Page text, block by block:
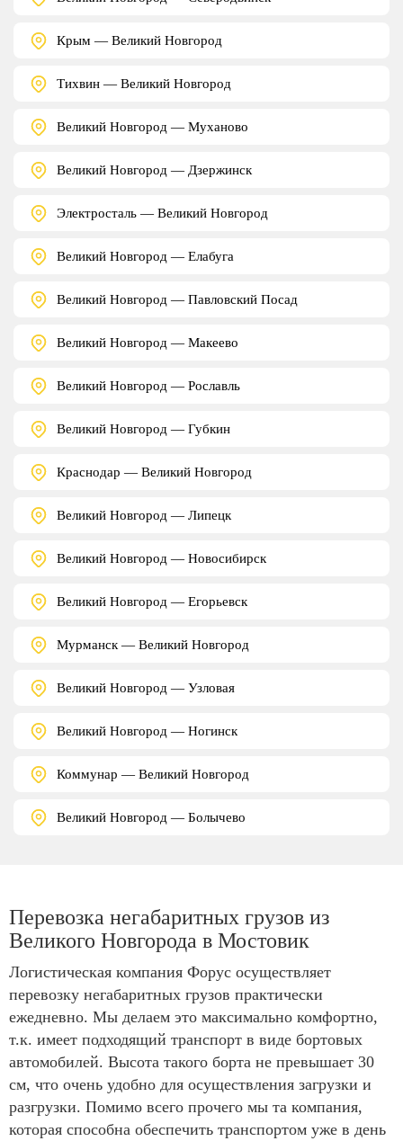
Крым — Великий Новгород
Тихвин — Великий Новгород
Великий Новгород — Муханово
Великий Новгород — Дзержинск
Электросталь — Великий Новгород
Великий Новгород — Елабуга
Великий Новгород — Павловский Посад
Великий Новгород — Макеево
Великий Новгород — Рославль
Великий Новгород — Губкин
Краснодар — Великий Новгород
Великий Новгород — Липецк
Великий Новгород — Новосибирск
Великий Новгород — Егорьевск
Мурманск — Великий Новгород
Великий Новгород — Узловая
Великий Новгород — Ногинск
Коммунар — Великий Новгород
Великий Новгород — Болычево
Перевозка негабаритных грузов из
Великого Новгорода в Мостовик
Логистическая компания Форус осуществляет
перевозку негабаритных грузов практически
ежедневно. Мы делаем это максимально комфортно,
т.к. имеет подходящий транспорт в виде бортовых
автомобилей. Высота такого борта не превышает 30
см, что очень удобно для осуществления загрузки и
разгрузки. Помимо всего прочего мы та компания,
которая способна обеспечить транспортом уже в день